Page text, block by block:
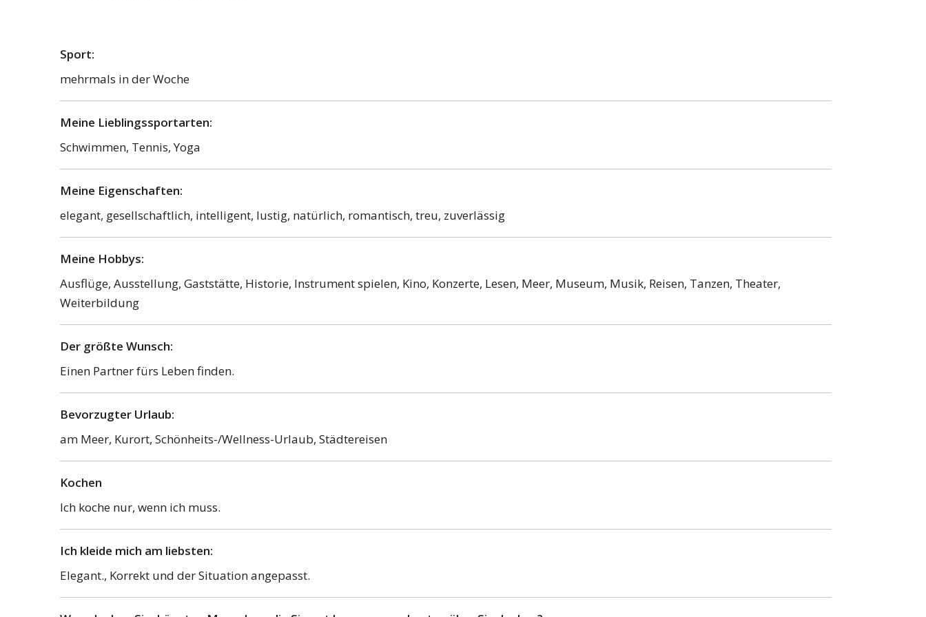
Sport:
mehrmals in der Woche
Meine Lieblingssportarten:
Schwimmen, Tennis, Yoga
Meine Eigenschaften:
elegant, gesellschaftlich, intelligent, lustig, natürlich, romantisch, treu, zuverlässig
Meine Hobbys:
Ausflüge, Ausstellung, Gaststätte, Historie, Instrument spielen, Kino, Konzerte, Lesen, Meer, Museum, Musik, Reisen, Tanzen, Theater,
Weiterbildung
Der größte Wunsch:
Einen Partner fürs Leben finden.
Bevorzugter Urlaub:
am Meer, Kurort, Schönheits-/Wellness-Urlaub, Städtereisen
Kochen
Ich koche nur, wenn ich muss.
Ich kleide mich am liebsten:
Elegant., Korrekt und der Situation angepasst.